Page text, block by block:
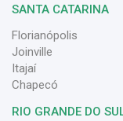
SANTA CATARINA
Florianópolis
Joinville
Itajaí
Chapecó
RIO GRANDE DO